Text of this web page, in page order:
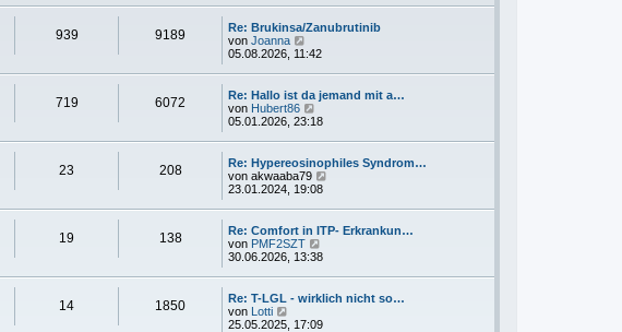
B
i
t
r
a
e
s
t
e
B
e
i
t
r
a
939 9189
Re: Brukinsa/Zanubrutinib
von Joanna
e
e
s
t
e
B
e
i
t
r
a
05.08.2026, 11:42
719 6072
Re: Hallo ist da jemand mit a…
von Hubert86
e
e
s
t
e
B
e
i
t
r
a
05.01.2026, 23:18
23 208
Re: Hypereosinophiles Syndrom…
von akwaaba79
e
s
B
e
i
23.01.2024, 19:08
19 138
Re: Comfort in ITP- Erkrankun…
von PMF2SZT
e
e
s
e
30.06.2026, 13:38
14 1850
Re: T-LGL - wirklich nicht so…
von Lotti
e
25.05.2025, 17:09